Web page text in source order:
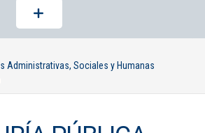
Administrativas, Sociales y Humanas
Docente